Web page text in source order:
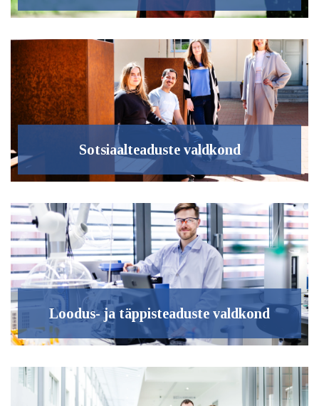
Sotsiaalteaduste valdkond
Loodus- ja täppisteaduste valdkond